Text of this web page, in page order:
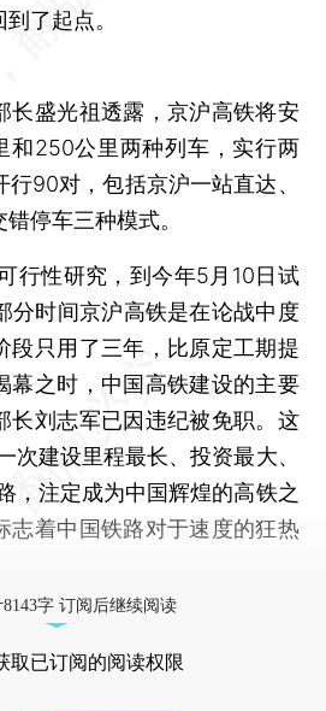
了起点。
盛光祖透露，京沪高铁将安
和250公里两种列车，实行两
90对，包括京沪一站直达、
停车三种模式。
性研究，到今年5月10日试
分时间京沪高铁是在论战中度
段只用了三年，比原定工期提
幕之时，中国高铁建设的主要
长刘志军已因违纪被免职。这
次建设里程最长、投资最大、
，注定成为中国辉煌的高铁之
志着中国铁路对于速度的狂热
字 订阅后继续阅读
取已订阅的阅读权限